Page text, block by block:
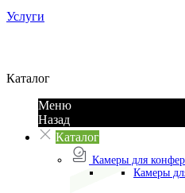
Услуги
Каталог
Меню
Назад
Каталог
Камеры для
Камеры